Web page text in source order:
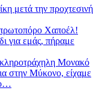
μετά την προχτεσινή
πρωτοπόρο Χαποέλ!
για εμάς, πήραμε
Μονακό
στην Μύκονο, είχαμε